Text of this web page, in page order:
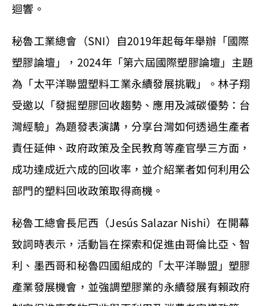
迴響。
秘魯工業總會（SNI）自2019年起每年舉辦「國際
塑膠論壇」，2024年「第六屆國際塑膠論壇」主題
為「太平洋聯盟塑料工業永續發展挑戰」。林子翔
受邀以「發掘塑膠回收趨勢、應用及減碳優勢：台
灣經驗」為題發表演講，分享台灣如何透過生產者
責任延伸、政府政策及全民教育等產官學三方面，
成功達成近六成的回收率，並介紹業者如何利用公
部門的塑料回收政策取得商機。
秘魯工總會長尼西（Jesús Salazar Nishi）在開幕
致詞時表示，活動旨在探索和促進由哥倫比亞、智
利、墨西哥和秘魯四國組成的「太平洋聯盟」塑膠
產業發展機會，並強調塑膠業的永續發展有賴政府